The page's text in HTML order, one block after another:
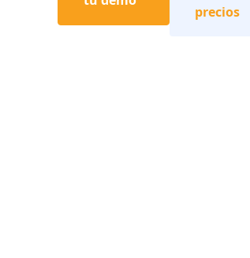
precios